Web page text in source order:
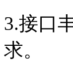
3.接口
求。